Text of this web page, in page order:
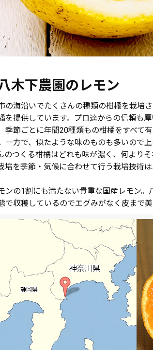
木下農園のレモン
の海沿いでたくさんの種類の柑橘を栽培
を提供しています。プロ達からの信頼も厚
季節ごとに年間20種類もの柑橘をすべて
一方で、似たような味のものも多いので
のつくる柑橘はどれも味が濃く、何より
培を季節・気候に合わせて行う栽培技術
ンの1割にも満たない貴重な国産レモン。
で収穫しているのでエグみがなく皮まで美